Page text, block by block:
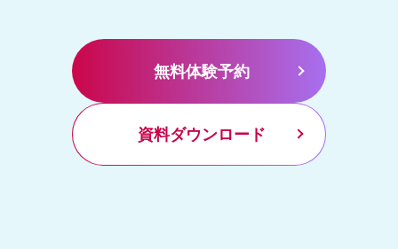
無料体験予約
資料ダウンロード